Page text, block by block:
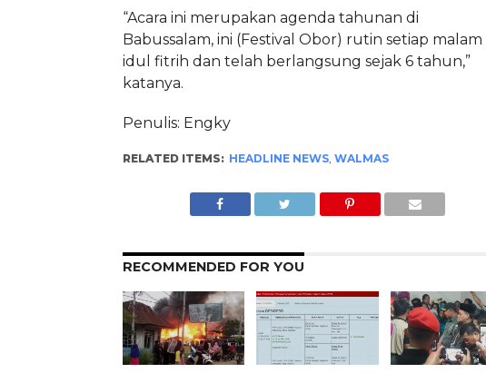
“Acara ini merupakan agenda tahunan di
Babussalam, ini (Festival Obor) rutin setiap malam
idul fitrih dan telah berlangsung sejak 6 tahun,”
katanya.
Penulis: Engky
RELATED ITEMS: HEADLINE NEWS, WALMAS
RECOMMENDED FOR YOU